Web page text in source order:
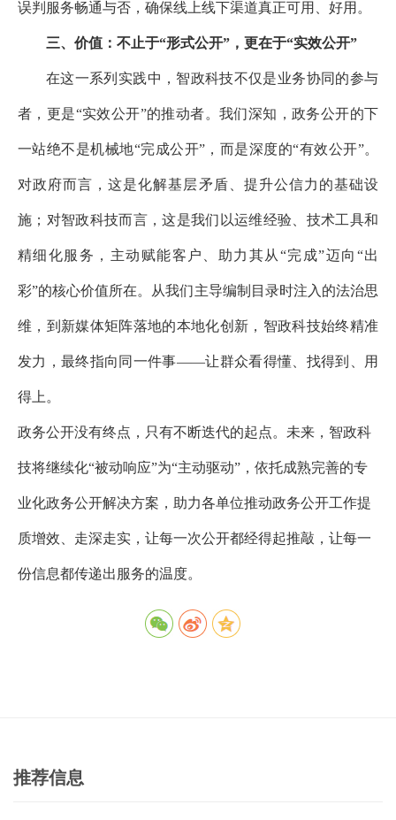
误判服务畅通与否，确保线上线下渠道真正可用、好用。
三、价值：不止于“形式公开”，更在于“实效公开”
在这一系列实践中，智政科技不仅是业务协同的参与
者，更是“实效公开”的推动者。我们深知，政务公开的下
一站绝不是机械地“完成公开”，而是深度的“有效公开”。
对政府而言，这是化解基层矛盾、提升公信力的基础设
施；对智政科技而言，这是我们以运维经验、技术工具和
精细化服务，主动赋能客户、助力其从“完成”迈向“出
彩”的核心价值所在。从我们主导编制目录时注入的法治思
维，到新媒体矩阵落地的本地化创新，智政科技始终精准
发力，最终指向同一件事——让群众看得懂、找得到、用
得上。
政务公开没有终点，只有不断迭代的起点。未来，智政科
技将继续化“被动响应”为“主动驱动”，依托成熟完善的专
业化政务公开解决方案，助力各单位推动政务公开工作提
质增效、走深走实，让每一次公开都经得起推敲，让每一
份信息都传递出服务的温度。
推荐信息